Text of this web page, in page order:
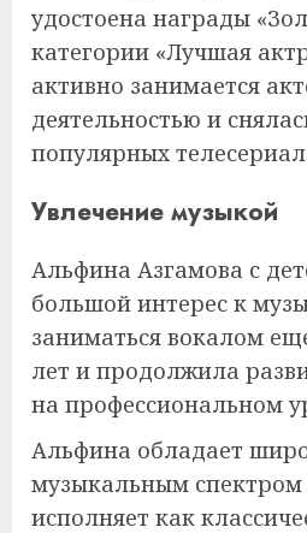
удостоена награды
категории «Лучшая
активно занимается
деятельностью и
популярных
Увлечение музыкой
Альфина Азгамова с
большой интерес к
заниматься вокалом
лет и продолжила
на профессиональном
Альфина обладает
музыкальным спектром
исполняет как